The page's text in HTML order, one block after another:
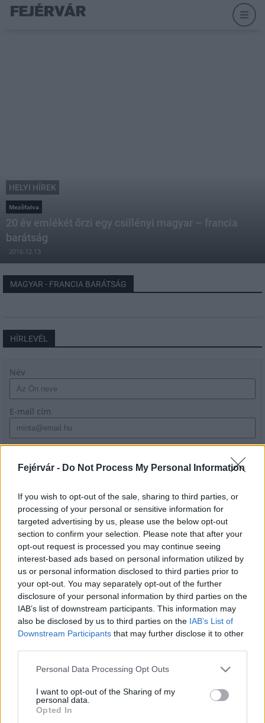
Fejérvár - Do Not Process My Personal Information
If you wish to opt-out of the sale, sharing to third parties, or
processing of your personal or sensitive information for
targeted advertising by us, please use the below opt-out
section to confirm your selection. Please note that after your
opt-out request is processed you may continue seeing
interest-based ads based on personal information utilized by
us or personal information disclosed to third parties prior to
your opt-out. You may separately opt-out of the further
disclosure of your personal information by third parties on the
IAB’s list of downstream participants. This information may
also be disclosed by us to third parties on the IAB’s List of
Downstream Participants that may further disclose it to other
Please note that this website/app uses one or more Google
not limited to your visit or usage behaviour. You may click to
grant or deny consent to Google and its third-party tags to
use your data for below specified purposes in below Google
Personal Data Processing Opt Outs
I want to opt-out of the Sharing of my
personal data.
Opted In
HELYI HÍREK
Mezőfalva
20 év emlékét őrzi egy csillényi magyar – francia
barátság
2016.12.13
MAGYAR - FRANCIA BARÁTSÁG
HÍRLEVÉL
Név
E-mail cím
szabályzatot!
LEGFRISSEBB
Amire többmillióan vártunk: szombattól
másodfokúra csökken a riasztás
Helyi hírek
Látlelet a hazai víziközművekről?
Bicske vízellátása